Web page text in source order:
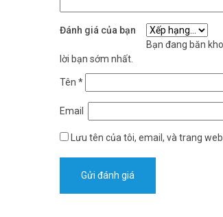
Đánh giá của bạn
Bạn đang băn
lời bạn sớm nhất.
Tên *
Email
Lưu tên của tôi, email, và trang